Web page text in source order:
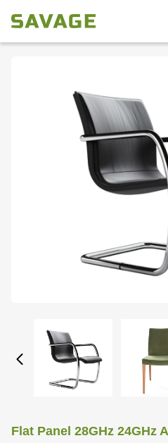
Flat Panel 28GHz 24GHz